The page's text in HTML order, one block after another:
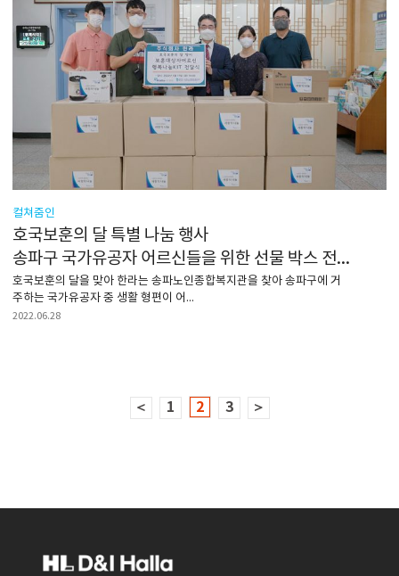
컬쳐줌인
호국보훈의 달 특별 나눔 행사
송파구 국가유공자 어르신들을 위한 선물 박스 전달
호국보훈의 달을 맞아 한라는 송파노인종합복지관을 찾아 송파구에 거
주하는 국가유공자 중 생활 형편이 어...
2022.06.28
＜ 1 2 3 ＞